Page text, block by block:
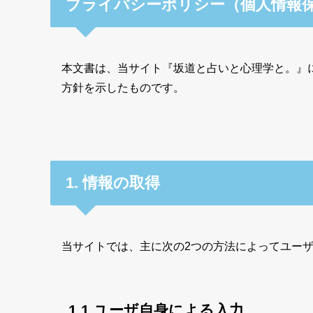
プライバシーポリシー（個人情報
本文書は、当サイト『坂道と占いと心理学と。
方針を示したものです。
1. 情報の取得
当サイトでは、主に次の2つの方法によってユー